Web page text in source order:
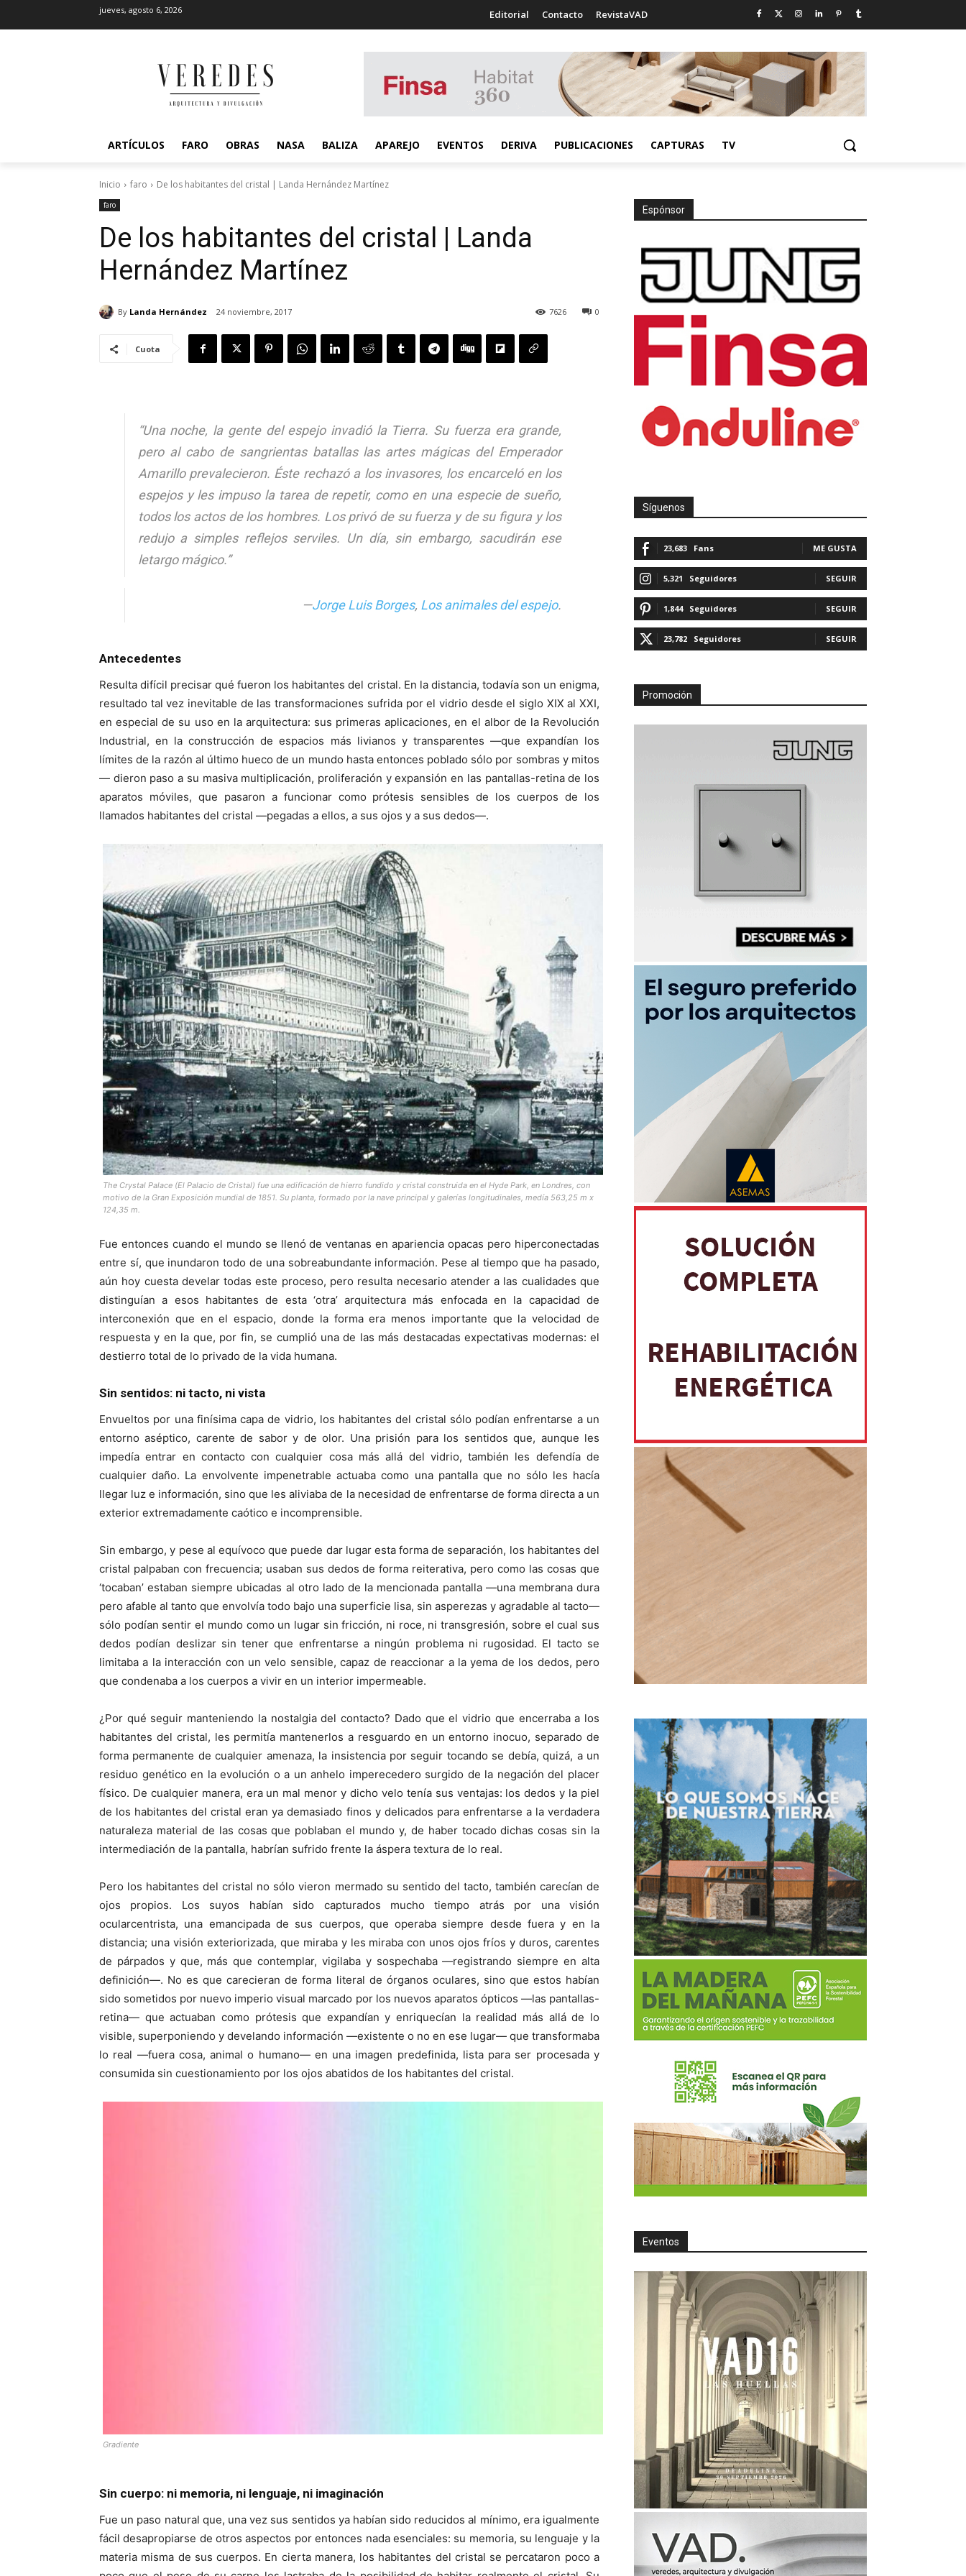
jueves, agosto 6, 2026 Editorial Contacto RevistaVAD
ARTÍCULOS FARO OBRAS NASA BALIZA APAREJO EVENTOS DERIVA PUBLICACIONES CAPTURAS TV
Inicio faro De los habitantes del cristal | Landa Hernández Martínez
faro
De los habitantes del cristal | Landa
Hernández Martínez
By Landa Hernández 24 noviembre, 2017 0
7626
Cuota
“Una noche, la gente del espejo invadió la Tierra. Su fuerza era grande,
pero al cabo de sangrientas batallas las artes mágicas del Emperador
Amarillo prevalecieron. Éste rechazó a los invasores, los encarceló en los
espejos y les impuso la tarea de repetir, como en una especie de sueño,
todos los actos de los hombres. Los privó de su fuerza y de su figura y los
redujo a simples reflejos serviles. Un día, sin embargo, sacudirán ese
letargo mágico.”
—Jorge Luis Borges, Los animales del espejo.
Antecedentes
Resulta difícil precisar qué fueron los habitantes del cristal. En la distancia, todavía son un enigma,
resultado tal vez inevitable de las transformaciones sufrida por el vidrio desde el siglo XIX al XXI,
en especial de su uso en la arquitectura: sus primeras aplicaciones, en el albor de la Revolución
Industrial, en la construcción de espacios más livianos y transparentes —que expandían los
límites de la razón al último hueco de un mundo hasta entonces poblado sólo por sombras y mitos
— dieron paso a su masiva multiplicación, proliferación y expansión en las pantallas-retina de los
aparatos móviles, que pasaron a funcionar como prótesis sensibles de los cuerpos de los
llamados habitantes del cristal —pegadas a ellos, a sus ojos y a sus dedos—.
The Crystal Palace (El Palacio de Cristal) fue una edificación de hierro fundido y cristal construida en el Hyde Park, en Londres, con
motivo de la Gran Exposición mundial de 1851. Su planta, formado por la nave principal y galerías longitudinales, medía 563,25 m x
124,35 m.
Fue entonces cuando el mundo se llenó de ventanas en apariencia opacas pero hiperconectadas
entre sí, que inundaron todo de una sobreabundante información. Pese al tiempo que ha pasado,
aún hoy cuesta develar todas este proceso, pero resulta necesario atender a las cualidades que
distinguían a esos habitantes de esta ‘otra’ arquitectura más enfocada en la capacidad de
interconexión que en el espacio, donde la forma era menos importante que la velocidad de
respuesta y en la que, por fin, se cumplió una de las más destacadas expectativas modernas: el
destierro total de lo privado de la vida humana.
Sin sentidos: ni tacto, ni vista
Envueltos por una finísima capa de vidrio, los habitantes del cristal sólo podían enfrentarse a un
entorno aséptico, carente de sabor y de olor. Una prisión para los sentidos que, aunque les
impedía entrar en contacto con cualquier cosa más allá del vidrio, también les defendía de
cualquier daño. La envolvente impenetrable actuaba como una pantalla que no sólo les hacía
llegar luz e información, sino que les aliviaba de la necesidad de enfrentarse de forma directa a un
exterior extremadamente caótico e incomprensible.
Sin embargo, y pese al equívoco que puede dar lugar esta forma de separación, los habitantes del
cristal palpaban con frecuencia; usaban sus dedos de forma reiterativa, pero como las cosas que
‘tocaban’ estaban siempre ubicadas al otro lado de la mencionada pantalla —una membrana dura
pero afable al tanto que envolvía todo bajo una superficie lisa, sin asperezas y agradable al tacto—
sólo podían sentir el mundo como un lugar sin fricción, ni roce, ni transgresión, sobre el cual sus
dedos podían deslizar sin tener que enfrentarse a ningún problema ni rugosidad. El tacto se
limitaba a la interacción con un velo sensible, capaz de reaccionar a la yema de los dedos, pero
que condenaba a los cuerpos a vivir en un interior impermeable.
¿Por qué seguir manteniendo la nostalgia del contacto? Dado que el vidrio que encerraba a los
habitantes del cristal, les permitía mantenerlos a resguardo en un entorno inocuo, separado de
forma permanente de cualquier amenaza, la insistencia por seguir tocando se debía, quizá, a un
residuo genético en la evolución o a un anhelo imperecedero surgido de la negación del placer
físico. De cualquier manera, era un mal menor y dicho velo tenía sus ventajas: los dedos y la piel
de los habitantes del cristal eran ya demasiado finos y delicados para enfrentarse a la verdadera
naturaleza material de las cosas que poblaban el mundo y, de haber tocado dichas cosas sin la
intermediación de la pantalla, habrían sufrido frente la áspera textura de lo real.
Pero los habitantes del cristal no sólo vieron mermado su sentido del tacto, también carecían de
ojos propios. Los suyos habían sido capturados mucho tiempo atrás por una visión
ocularcentrista, una emancipada de sus cuerpos, que operaba siempre desde fuera y en la
distancia; una visión exteriorizada, que miraba y les miraba con unos ojos fríos y duros, carentes
de párpados y que, más que contemplar, vigilaba y sospechaba —registrando siempre en alta
definición—. No es que carecieran de forma literal de órganos oculares, sino que estos habían
sido sometidos por nuevo imperio visual marcado por los nuevos aparatos ópticos —las pantallas-
retina— que actuaban como prótesis que expandían y enriquecían la realidad más allá de lo
visible, superponiendo y develando información —existente o no en ese lugar— que transformaba
lo real —fuera cosa, animal o humano— en una imagen predefinida, lista para ser procesada y
consumida sin cuestionamiento por los ojos abatidos de los habitantes del cristal.
Gradiente
Sin cuerpo: ni memoria, ni lenguaje, ni imaginación
Fue un paso natural que, una vez sus sentidos ya habían sido reducidos al mínimo, era igualmente
fácil desapropiarse de otros aspectos por entonces nada esenciales: su memoria, su lenguaje y la
materia misma de sus cuerpos. En cierta manera, los habitantes del cristal se percataron poco a
Espónsor
Síguenos
23,683 Fans ME GUSTA
5,321 Seguidores SEGUIR
1,844 Seguidores SEGUIR
23,782 Seguidores SEGUIR
Promoción
Eventos